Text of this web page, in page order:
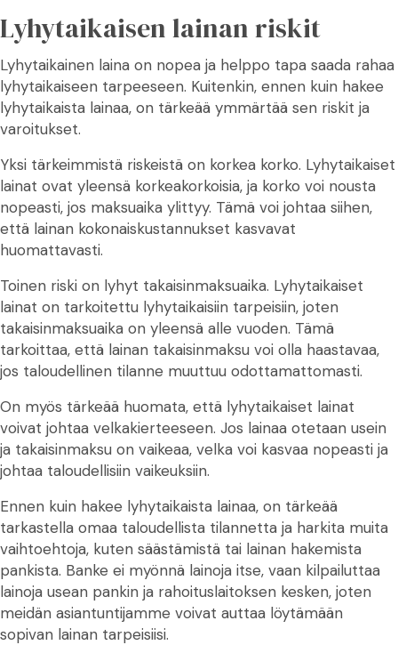
Lyhytaikaisen lainan riskit
Lyhytaikainen laina on nopea ja helppo tapa saada rahaa
lyhytaikaiseen tarpeeseen. Kuitenkin, ennen kuin hakee
lyhytaikaista lainaa, on tärkeää ymmärtää sen riskit ja
varoitukset.
Yksi tärkeimmistä riskeistä on korkea korko. Lyhytaikaiset
lainat ovat yleensä korkeakorkoisia, ja korko voi nousta
nopeasti, jos maksuaika ylittyy. Tämä voi johtaa siihen,
että lainan kokonaiskustannukset kasvavat
huomattavasti.
Toinen riski on lyhyt takaisinmaksuaika. Lyhytaikaiset
lainat on tarkoitettu lyhytaikaisiin tarpeisiin, joten
takaisinmaksuaika on yleensä alle vuoden. Tämä
tarkoittaa, että lainan takaisinmaksu voi olla haastavaa,
jos taloudellinen tilanne muuttuu odottamattomasti.
On myös tärkeää huomata, että lyhytaikaiset lainat
voivat johtaa velkakierteeseen. Jos lainaa otetaan usein
ja takaisinmaksu on vaikeaa, velka voi kasvaa nopeasti ja
johtaa taloudellisiin vaikeuksiin.
Ennen kuin hakee lyhytaikaista lainaa, on tärkeää
tarkastella omaa taloudellista tilannetta ja harkita muita
vaihtoehtoja, kuten säästämistä tai lainan hakemista
pankista. Banke ei myönnä lainoja itse, vaan kilpailuttaa
lainoja usean pankin ja rahoituslaitoksen kesken, joten
meidän asiantuntijamme voivat auttaa löytämään
sopivan lainan tarpeisiisi.